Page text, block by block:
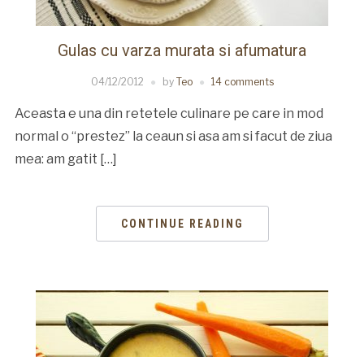
Gulas cu varza murata si afumatura
04/12/2012 by Teo 14 comments
Aceasta e una din retetele culinare pe care in mod
normal o “prestez” la ceaun si asa am si facut de ziua
mea: am gatit […]
CONTINUE READING